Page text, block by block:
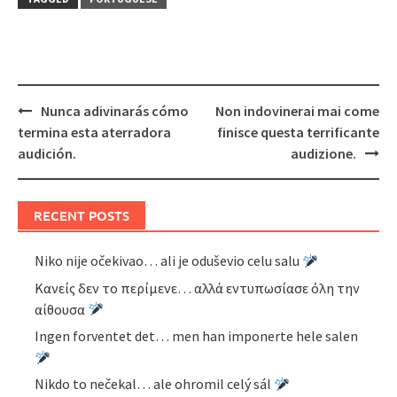
Post
navigation
Nunca adivinarás cómo
termina esta aterradora
audición.
Non indovinerai mai come
finisce questa terrificante
audizione.
RECENT POSTS
Niko nije očekivao… ali je oduševio celu salu
Κανείς δεν το περίμενε… αλλά εντυπωσίασε όλη την
αίθουσα
Ingen forventet det… men han imponerte hele salen
Nikdo to nečekal… ale ohromil celý sál